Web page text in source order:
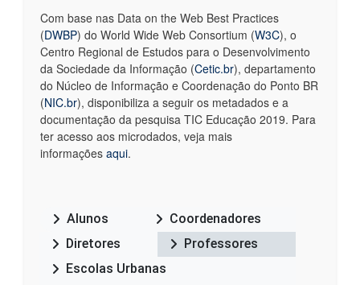
Com base nas Data on the Web Best Practices
(DWBP) do World Wide Web Consortium (W3C), o
Centro Regional de Estudos para o Desenvolvimento
da Sociedade da Informação (Cetic.br), departamento
do Núcleo de Informação e Coordenação do Ponto BR
(NIC.br), disponibiliza a seguir os metadados e a
documentação da pesquisa TIC Educação 2019. Para
ter acesso aos microdados, veja mais
informações aqui.
Alunos
Coordenadores
Diretores
Professores
Escolas Urbanas